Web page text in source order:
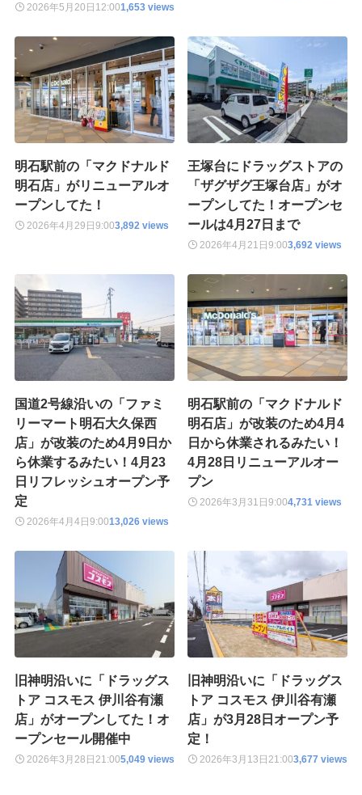
2026年5月20日 12:001,653 views
明石駅前の「マクドナルド
明石店」がリニューアルオ
ープンしてた！
2026年4月29日 9:003,892 views
王塚台にドラッグストアの
「ザグザグ王塚台店」がオ
ープンしてた！オープンセ
ールは4月27日まで
2026年4月21日9:003,692 views
国道2号線沿いの「ファミ
リーマート明石大久保西
店」が改装のため4月9日か
ら休業するみたい！4月23
日リフレッシュオープン予
定
2026年4月4日9:0013,026 views
明石駅前の「マクドナルド
明石店」が改装のため4月4
日から休業されるみたい！
4月28日リニューアルオー
プン
2026年3月31日9:004,731 views
旧神明沿いに「ドラッグス
トア コスモス 伊川谷有瀬
店」がオープンしてた！オ
ープンセール開催中
2026年3月28日 21:005,049 views
旧神明沿いに「ドラッグス
トア コスモス 伊川谷有瀬
店」が3月28日オープン予
定！
2026年3月13日 21:003,677 views